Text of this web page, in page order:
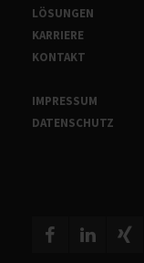
LÖSUNGEN
KARRIERE
KONTAKT
IMPRESSUM
DATENSCHUTZ